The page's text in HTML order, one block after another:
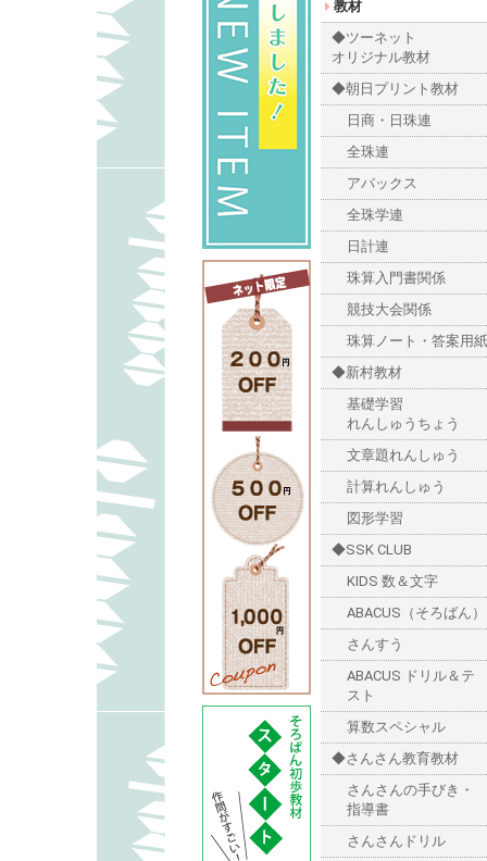
教材
◆ツーネット
オリジナル教材
◆朝日プリント教材
日商・日珠連
全珠連
アバックス
全珠学連
日計連
珠算入門書関係
競技大会関係
珠算ノート・答案用
◆新村教材
基礎学習
れんしゅうちょう
文章題れんしゅう
計算れんしゅう
図形学習
◆SSK CLUB
KIDS 数＆文字
ABACUS（そろばん）
さんすう
ABACUS ドリル＆テ
スト
算数スペシャル
◆さんさん教育教材
さんさんの手びき・
指導書
さんさんドリル